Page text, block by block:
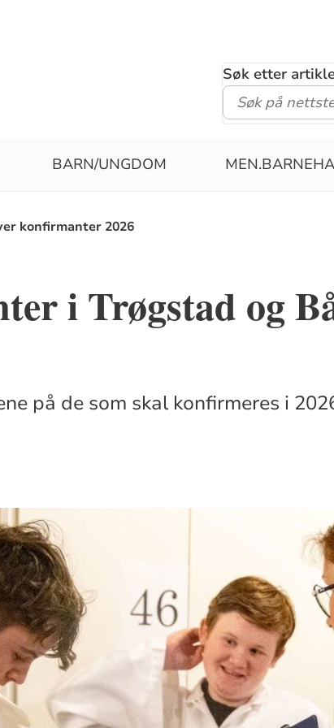
Søk etter
BARN/UNGDOM
konfirmanter 2026
i Trøgstad og
på de som skal konfirmeres i